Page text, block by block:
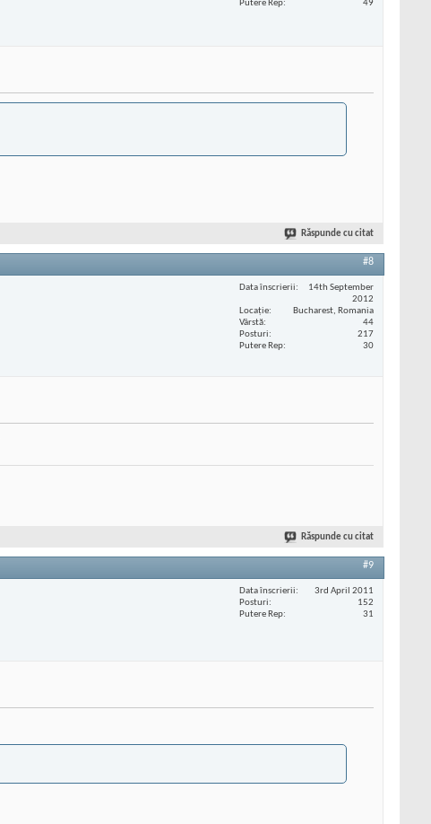
Putere Rep
49
Răspunde cu citat
#8
Data înscrierii
14th September
2012
Locaţie
Bucharest, Romania
Vârstă
44
Posturi
217
Putere Rep
30
Răspunde cu citat
#9
Data înscrierii
3rd April 2011
Posturi
152
Putere Rep
31